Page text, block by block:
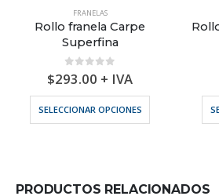
FRANELAS
Rollo franela Carpe
Superfina
0out of 5
$293.00 + IVA
SELECCIONAR OPCIONES
Este producto tiene múltiples variantes. Las opciones se pueden elegir en la página de producto
PRODUCTOS RELACIONADOS